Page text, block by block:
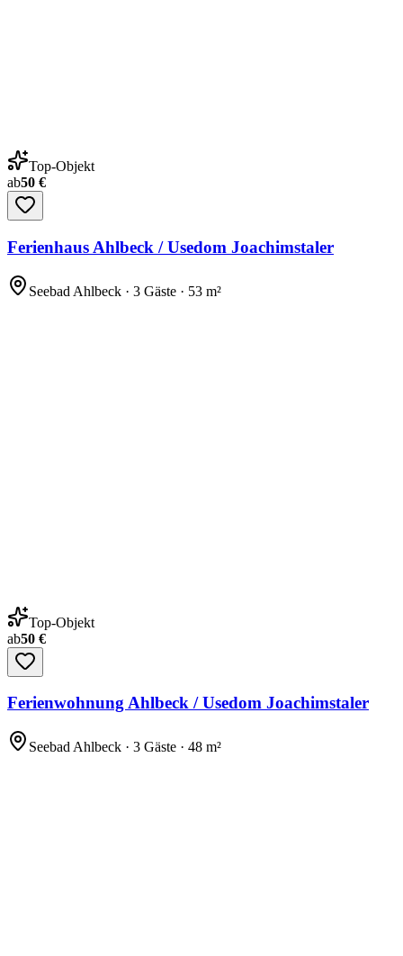
Top-Objekt
ab50 €
Ferienhaus Ahlbeck / Usedom Joachimstaler
Seebad Ahlbeck · 3 Gäste · 53 m²
Top-Objekt
ab50 €
Ferienwohnung Ahlbeck / Usedom Joachimstaler
Seebad Ahlbeck · 3 Gäste · 48 m²